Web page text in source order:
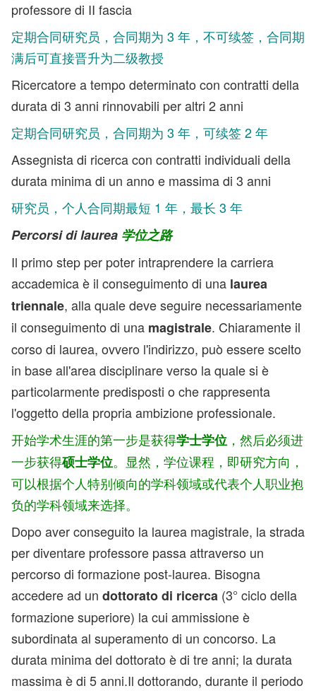
professore di II fascia
定期合同研究员，合同期为 3 年，不可续签，合同期
满后可直接晋升为二级教授
Ricercatore a tempo determinato con contratti della
durata di 3 anni rinnovabili per altri 2 anni
定期合同研究员，合同期为 3 年，可续签 2 年
Assegnista di ricerca con contratti individuali della
durata minima di un anno e massima di 3 anni
研究员，个人合同期最短 1 年，最长 3 年
Percorsi di laurea 学位之路
Il primo step per poter intraprendere la carriera
accademica è il conseguimento di una laurea
triennale, alla quale deve seguire necessariamente
il conseguimento di una magistrale. Chiaramente il
corso di laurea, ovvero l'indirizzo, può essere scelto
in base all'area disciplinare verso la quale si è
particolarmente predisposti o che rappresenta
l'oggetto della propria ambizione professionale.
开始学术生涯的第一步是获得学士学位 ，然后必须进
一步获得硕士学位。显然，学位课程，即研究方向，
可以根据个人特别倾向的学科领域或代表个人职业抱
负的学科领域来选择。
Dopo aver conseguito la laurea magistrale, la strada
per diventare professore passa attraverso un
percorso di formazione post-laurea. Bisogna
accedere ad un dottorato di ricerca (3° ciclo della
formazione superiore) la cui ammissione è
subordinata al superamento di un concorso. La
durata minima del dottorato è di tre anni; la durata
massima è di 5 anni.Il dottorando, durante il periodo